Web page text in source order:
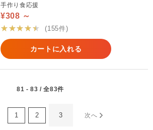
手作り食応援
¥308 ～
★★★★★
(155件)
カートに入れる
81 - 83 / 全83件
1 2 3 次へ